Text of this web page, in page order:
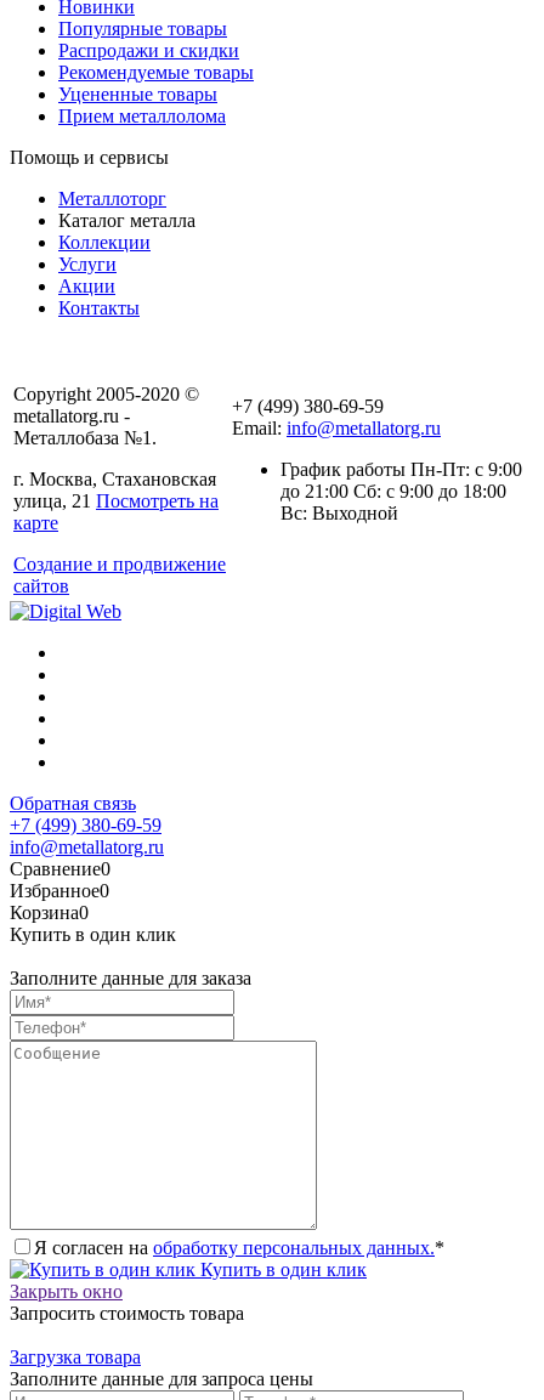
Новинки
Популярные товары
Распродажи и скидки
Рекомендуемые товары
Уцененные товары
Прием металлолома
Помощь и сервисы
Металлоторг
Каталог металла
Коллекции
Услуги
Акции
Контакты
Copyright 2005-2020 ©
metallatorg.ru -
Металлобаза №1.
г. Москва, Стахановская
улица, 21 Посмотреть на
карте
Создание и продвижение
сайтов
+7 (499) 380-69-59
Email: info@metallatorg.ru
График работы Пн-Пт: с 9:00
до 21:00 Сб: с 9:00 до 18:00
Вс: Выходной
Обратная связь
+7 (499) 380-69-59
info@metallatorg.ru
Сравнение0
Избранное0
Корзина0
Купить в один клик
Заполните данные для заказа
Я согласен на обработку персональных данных.*
Купить в один клик
Закрыть окно
Запросить стоимость товара
Загрузка товара
Заполните данные для запроса цены